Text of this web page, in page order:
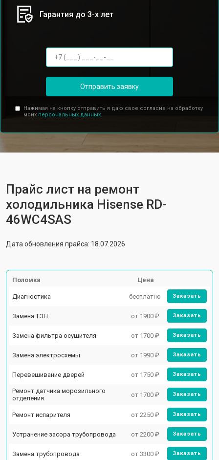
Гарантия до 3-х лет
Отправить заявку
Нажимая на кнопку отправить я даю свое согласие на обработку
моих персональных данных.
Прайс лист на ремонт
холодильника Hisense RD-
46WC4SAS
Дата обновления прайса: 18.07.2026
Поломка Цена
Диагностика бесплатно Заказать
Замена ТЭН от 1900 ₽ Заказать
Замена фильтра осушителя от 1700 ₽ Заказать
Замена электросхемы от 1990 ₽ Заказать
Перевешивание дверей от 1750 ₽ Заказать
Ремонт датчика морозильного
отделения
от 1700 ₽ Заказать
Ремонт испарителя от 2250 ₽ Заказать
Устранение засора трубопровода от 2200 ₽ Заказать
Замена трубопровода от 3300 ₽ Заказать